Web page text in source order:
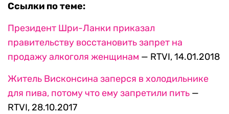
Ссылки по теме:
Президент Шри-Ланки приказал
правительству восстановить запрет на
продажу алкоголя женщинам — RTVI, 14.01.2018
Житель Висконсина заперся в холодильнике
для пива, потому что ему запретили пить —
RTVI, 28.10.2017